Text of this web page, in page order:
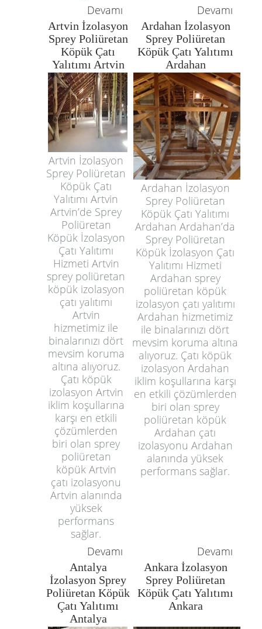
Devamı Devamı
Artvin İzolasyon
Sprey Poliüretan
Köpük Çatı
Yalıtımı Artvin
Ardahan İzolasyon
Sprey Poliüretan
Köpük Çatı Yalıtımı
Ardahan
Artvin İzolasyon
Sprey Poliüretan
Köpük Çatı
Yalıtımı Artvin
Artvin’de Sprey
Poliüretan
Köpük İzolasyon
Çatı Yalıtımı
Hizmeti Artvin
sprey poliüretan
köpük izolasyon
çatı yalıtımı
Artvin
hizmetimiz ile
binalarınızı dört
mevsim koruma
altına alıyoruz.
Çatı köpük
izolasyon Artvin
iklim koşullarına
karşı en etkili
çözümlerden
biri olan sprey
poliüretan
köpük Artvin
çatı izolasyonu
Artvin alanında
yüksek
performans
sağlar.
Ardahan İzolasyon
Sprey Poliüretan
Köpük Çatı Yalıtımı
Ardahan Ardahan’da
Sprey Poliüretan
Köpük İzolasyon Çatı
Yalıtımı Hizmeti
Ardahan sprey
poliüretan köpük
izolasyon çatı yalıtımı
Ardahan hizmetimiz
ile binalarınızı dört
mevsim koruma altına
alıyoruz. Çatı köpük
izolasyon Ardahan
iklim koşullarına karşı
en etkili çözümlerden
biri olan sprey
poliüretan köpük
Ardahan çatı
izolasyonu Ardahan
alanında yüksek
performans sağlar.
Devamı Devamı
Antalya
İzolasyon Sprey
Poliüretan Köpük
Çatı Yalıtımı
Antalya
Ankara İzolasyon
Sprey Poliüretan
Köpük Çatı Yalıtımı
Ankara